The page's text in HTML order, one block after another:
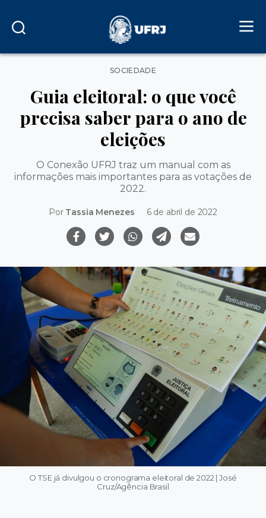
Categorias
SOCIEDADE
Guia eleitoral: o que você
precisa saber para o ano de
eleições
O Conexão UFRJ traz um manual com as
informações mais importantes para as votações de
2022.
Por Tassia Menezes 6 de abril de 2022
O TSE já divulgou o cronograma eleitoral de 2022 | José
Cruz/Agência Brasil